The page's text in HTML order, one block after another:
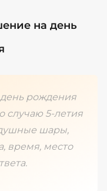
на день
рождения
случаю 5-летия
шары,
время, место